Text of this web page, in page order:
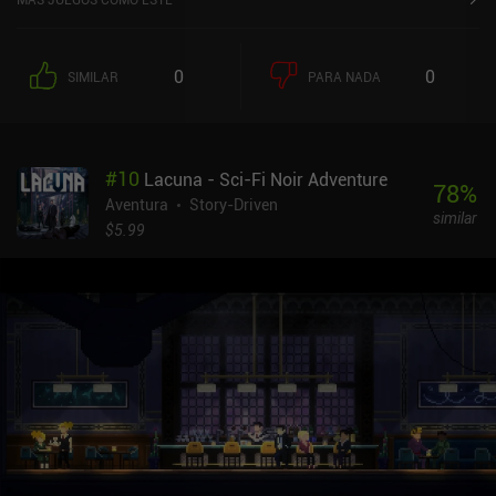
SIMILAR 0 PARA NADA 0
#10 Lacuna - Sci-Fi Noir Adventure
Aventura
Story-Driven
$5.99
78%
similar